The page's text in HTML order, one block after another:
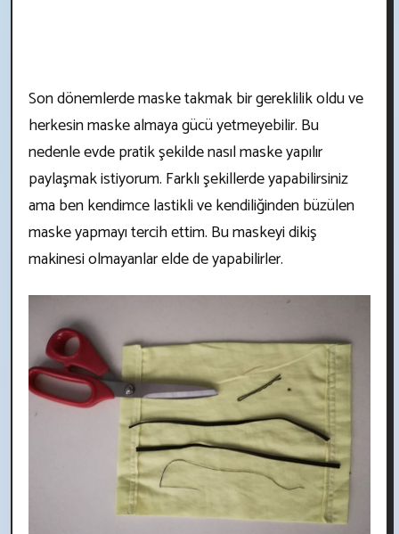
Son dönemlerde maske takmak bir gereklilik oldu ve
herkesin maske almaya gücü yetmeyebilir. Bu
nedenle evde pratik şekilde nasıl maske yapılır
paylaşmak istiyorum. Farklı şekillerde yapabilirsiniz
ama ben kendimce lastikli ve kendiliğinden büzülen
maske yapmayı tercih ettim. Bu maskeyi dikiş
makinesi olmayanlar elde de yapabilirler.